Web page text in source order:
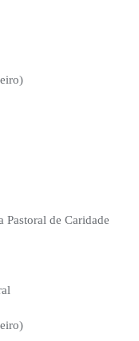
Pastoral de Caridade